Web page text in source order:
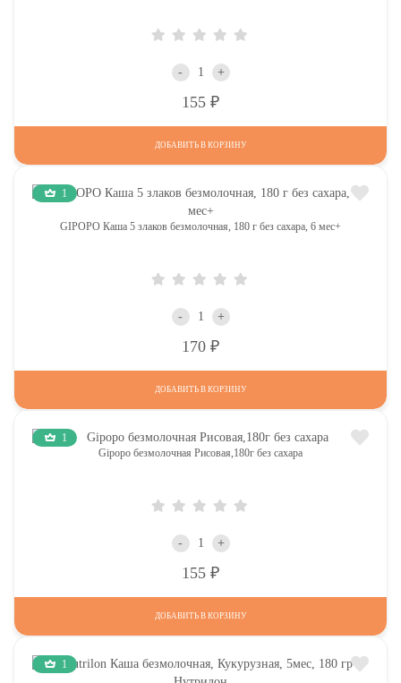
- +
155
ДОБАВИТЬ В КОРЗИНУ
1
GIPOPO Каша 5 злаков безмолочная, 180 г без сахара, 6 мес+
- +
170
ДОБАВИТЬ В КОРЗИНУ
1
Gipopo безмолочная Рисовая,180г без сахара
- +
155
ДОБАВИТЬ В КОРЗИНУ
1